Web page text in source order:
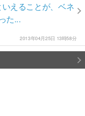
えることが、ベネ
た...
2013年04月25日 13時58分